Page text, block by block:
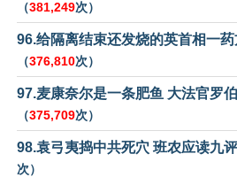
（381,249次）
96.给隔离结束还发烧的英首相一药
（376,810次）
97.麦康奈尔是一条肥鱼 大法官罗
（375,709次）
98.袁弓夷捣中共死穴 班农应读九评
次）